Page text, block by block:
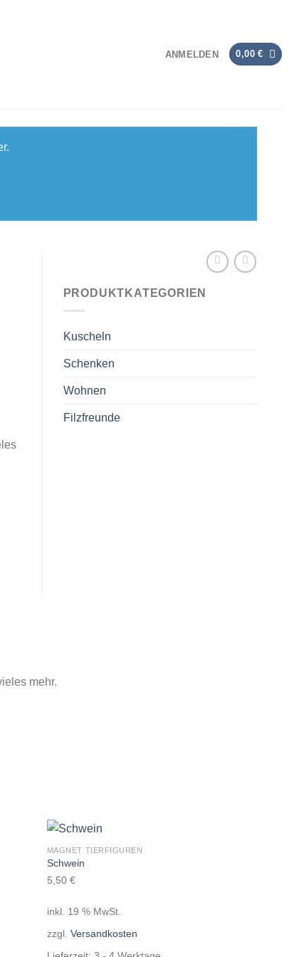
ANMELDEN 0,00€
PRODUKTKATEGORIEN
Kuscheln
Schenken
Wohnen
Filzfreunde
mehr.
MAGNET TIERFIGUREN
Schwein
5,50 €
inkl. 19 % MwSt.
zzgl. Versandkosten